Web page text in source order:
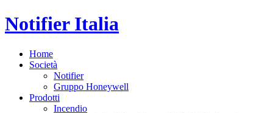
Notifier Italia
Home
Società
Notifier
Gruppo Honeywell
Prodotti
Incendio